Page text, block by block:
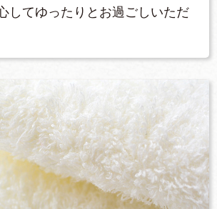
してゆったりとお過ごしいただ